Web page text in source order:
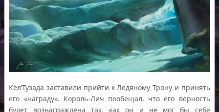
Кел’Тузада заставили прийти к Ледяному Трону и принять
его «награду». Король-Лич пообещал, что его верность
будет вознаграждена так, как он и не мог бы себе